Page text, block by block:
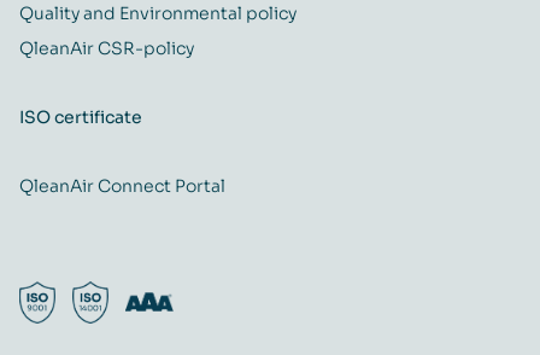
Quality and Environmental policy
QleanAir CSR-policy
ISO certificate
QleanAir Connect Portal